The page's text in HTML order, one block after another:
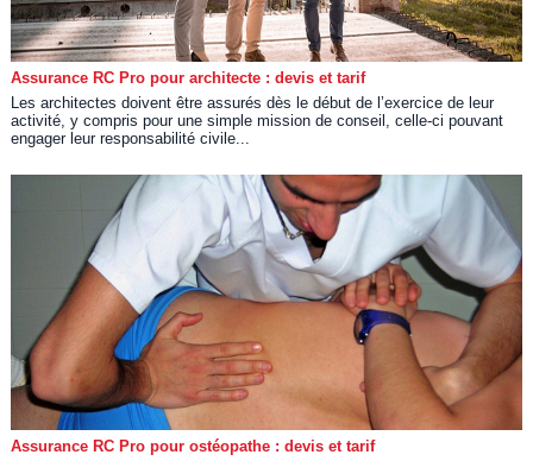
Assurance RC Pro pour architecte : devis et tarif
Les architectes doivent être assurés dès le début de l’exercice de leur
activité, y compris pour une simple mission de conseil, celle-ci pouvant
engager leur responsabilité civile...
Assurance RC Pro pour ostéopathe : devis et tarif